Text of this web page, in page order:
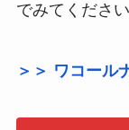
でみてください
＞＞ ワコール